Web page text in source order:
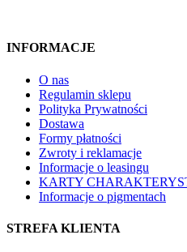
INFORMACJE
O nas
Regulamin sklepu
Polityka Prywatności
Dostawa
Formy płatności
Zwroty i reklamacje
Informacje o leasingu
KARTY
Informacje o pigmentach
STREFA KLIENTA